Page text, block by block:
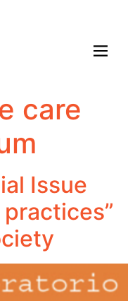
care
Issue